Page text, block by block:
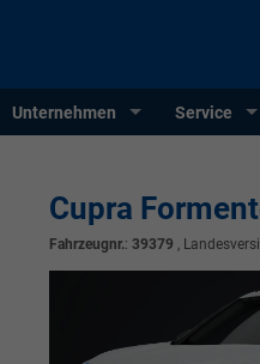
Unternehmen Service
Cupra
Fahrzeugnr.: 39379 ,